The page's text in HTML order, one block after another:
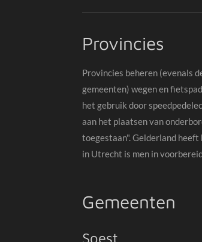
Provincies
Provincies beheren (evenals
gemeenten) wegen en
het gebruik door
aan het plaatsen van
toegestaan". Gelderland
in Utrecht is men in
Gemeenten
Soest